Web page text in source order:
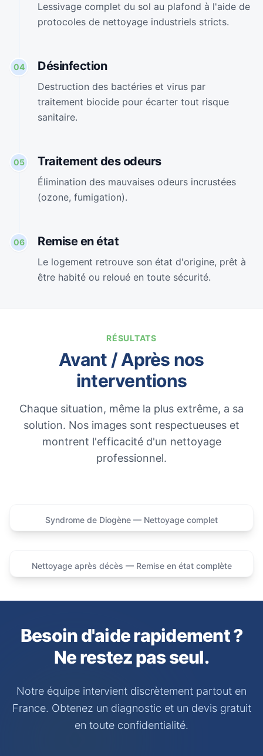
Lessivage complet du sol au plafond à l'aide de
protocoles de nettoyage industriels stricts.
04 Désinfection
Destruction des bactéries et virus par
traitement biocide pour écarter tout risque
sanitaire.
05 Traitement des odeurs
Élimination des mauvaises odeurs incrustées
(ozone, fumigation).
06 Remise en état
Le logement retrouve son état d'origine, prêt à
être habité ou reloué en toute sécurité.
RÉSULTATS
Avant / Après nos
interventions
Chaque situation, même la plus extrême, a sa
solution. Nos images sont respectueuses et
montrent l'efficacité d'un nettoyage
professionnel.
Syndrome de Diogène — Nettoyage complet
Avant Après
Nettoyage après décès — Remise en état complète
Besoin d'aide rapidement ?
Ne restez pas seul.
Notre équipe intervient discrètement partout en
France. Obtenez un diagnostic et un devis gratuit
en toute confidentialité.